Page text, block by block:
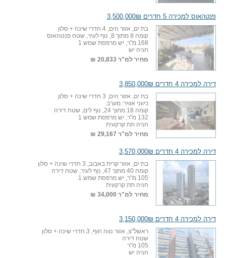
פנטהאוס למכירה 5 חדרים 3,500,000₪
בת ים, אזור הים, 4 חדרי שינה + סלון
קומה 8 מתוך 8, נוף לעיר, שטח פנטהאוס
168 מ"ר, יש מרפסת שמש 1
חניה יש
מחיר למ"ר 20,833 ₪
דירה למכירה 4 חדרים 3,850,000₪
בת ים, אזור הים, 3 חדרי שינה + סלון
כיווני אוויר: מערב
קומה 18 מתוך 24, נוף לים, שטח דירה
132 מ"ר, יש מרפסת שמש 1
חניה תת קרקעית
מחיר למ"ר 29,167 ₪
דירה למכירה 4 חדרים 3,570,000₪
בת ים, אזור קרית באבוב, 3 חדרי שינה + סלון
קומה 40 מתוך 47, נוף לעיר, שטח דירה
105 מ"ר, יש מרפסת שמש 1
חניה תת קרקעית
מחיר למ"ר 34,000 ₪
דירה למכירה 4 חדרים 3,150,000₪
ראשל"צ, אזור נווה חוף, 3 חדרי שינה + סלון
שטח דירה
105 מ"ר
חניה יש